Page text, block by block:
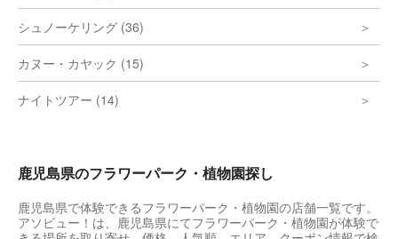
シュノーケリング (36)
カヌー・カヤック (15)
ナイトツアー (14)
鹿児島県のフラワーパーク・植物園探し
鹿児島県で体験できるフラワーパーク・植物園の店舗一覧です。
アソビュー！は、鹿児島県にてフラワーパーク・植物園が体験で